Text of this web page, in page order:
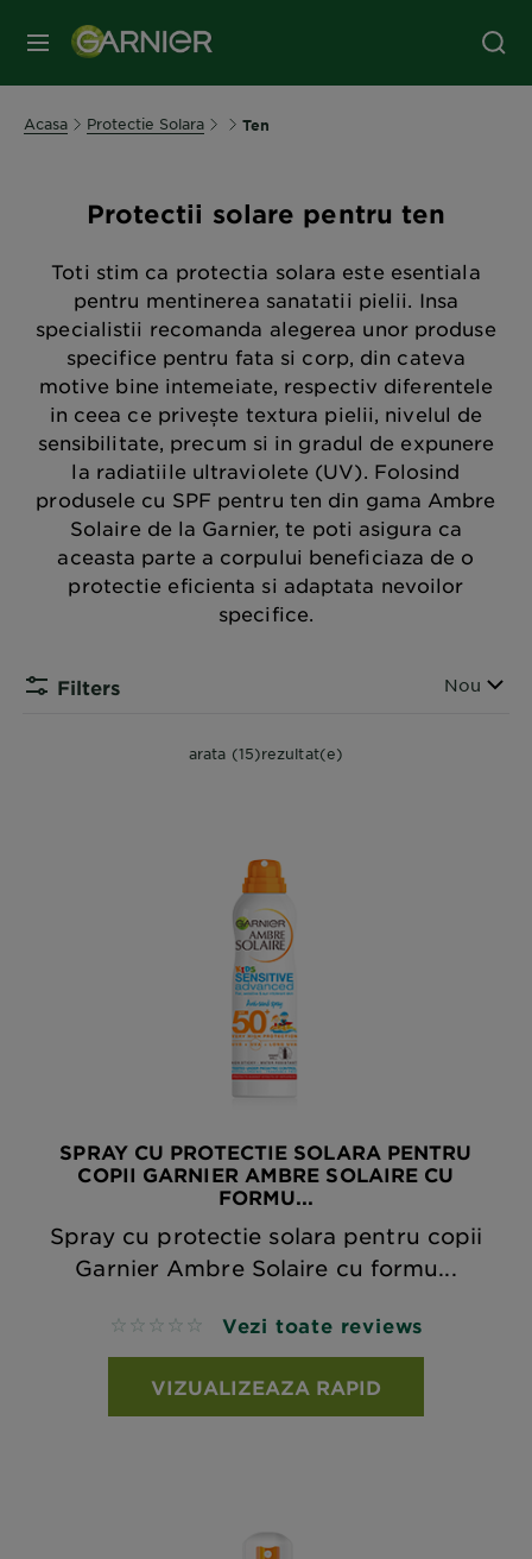
MENIU
Acasa Protectie Solara Ten
Protectii solare pentru ten
Toti stim ca protectia solara este esentiala
pentru mentinerea sanatatii pielii. Insa
specialistii recomanda alegerea unor produse
specifice pentru fata si corp, din cateva
motive bine intemeiate, respectiv diferentele
in ceea ce privește textura pielii, nivelul de
sensibilitate, precum si in gradul de expunere
la radiatiile ultraviolete (UV). Folosind
produsele cu SPF pentru ten din gama Ambre
Solaire de la Garnier, te poti asigura ca
aceasta parte a corpului beneficiaza de o
protectie eficienta si adaptata nevoilor
specifice.
Filters Sorteaza
Nou
arata (15)rezultat(e)
SPRAY CU PROTECTIE SOLARA PENTRU
COPII GARNIER AMBRE SOLAIRE CU
FORMU...
Spray cu protectie solara pentru copii
Garnier Ambre Solaire cu formu...
No reviews Vezi toate reviews
VIZUALIZEAZA RAPID